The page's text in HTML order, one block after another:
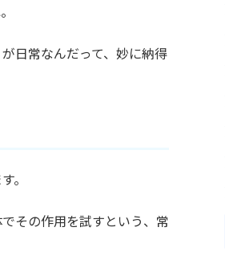
日常なんだって、妙に納得
。
その作用を試すという、常